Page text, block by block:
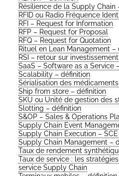
Rési­lience de la Sup­ply Chain
RFID ou Radio Fré­quence
RFI – Request for Information
RFP – Request for Proposal
RFQ – Request for Quotation
Rituel en Lean Mana­ge­ment –
RSI – retour sur
SaaS – Soft­ware as a Ser­vice
Sca­la­bi­li­ty – définition
Séria­li­sa­tion des
Ship from store – définition
SKU ou Uni­té de ges­tion des
Slot­ting – définition
S&OP – Sales & Ope­ra­tions
Sup­ply Chain Event
Sup­ply Chain Exe­cu­tion –
Sup­ply Chain Mana­ge­ment –
Taux de ren­de­ment
Taux de ser­vice : les
ser­vice Sup­ply Chain